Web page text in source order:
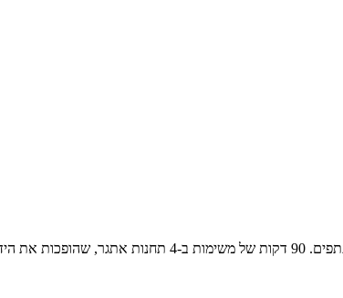
הופכים את הבטיחות למשחק של אלופים: חוויה שכבתית